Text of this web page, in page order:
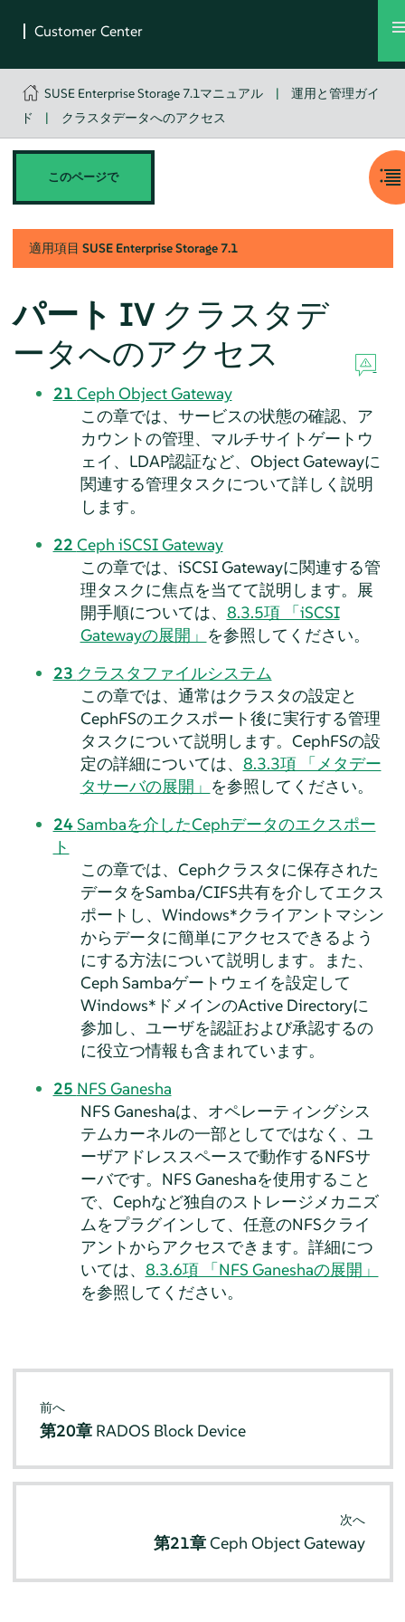
SUSE Enterprise Storage 7.1マニュアル |
運用と管理ガイ
ド
| クラスタデータへのアクセス
このページで
適用項目 SUSE Enterprise Storage7.1
パート IV クラスタデ
ータへのアクセス
21 Ceph Object Gateway
この章では、サービスの状態の確認、ア
カウントの管理、マルチサイトゲートウ
ェイ、LDAP認証など、Object Gatewayに
関連する管理タスクについて詳しく説明
します。
22 Ceph iSCSI Gateway
この章では、iSCSI Gatewayに関連する管
理タスクに焦点を当てて説明します。展
開手順については、 8.3.5項 「iSCSI
Gatewayの展開」 を参照してください。
23 クラスタファイルシステム
この章では、通常はクラスタの設定と
CephFSのエクスポート後に実行する管理
タスクについて説明します。CephFSの設
定の詳細については、 8.3.3項 「メタデー
タサーバの展開」 を参照してください。
24Sambaを介したCephデータのエクスポー
ト
この章では、Cephクラスタに保存された
データをSamba/CIFS共有を介してエクス
ポートし、Windows*クライアントマシン
からデータに簡単にアクセスできるよう
にする方法について説明します。また、
Ceph Sambaゲートウェイを設定して
Windows*ドメインのActive Directoryに
参加し、ユーザを認証および承認するの
に役立つ情報も含まれています。
25 NFS Ganesha
NFS Ganeshaは、オペレーティングシス
テムカーネルの一部としてではなく、ユ
ーザアドレススペースで動作するNFSサ
ーバです。NFS Ganeshaを使用すること
で、Cephなど独自のストレージメカニズ
ムをプラグインして、任意のNFSクライ
アントからアクセスできます。詳細につ
いては、 8.3.6項 「NFS Ganeshaの展開」
を参照してください。
前へ
第20章 RADOS Block Device
次へ
第21章Ceph Object Gateway